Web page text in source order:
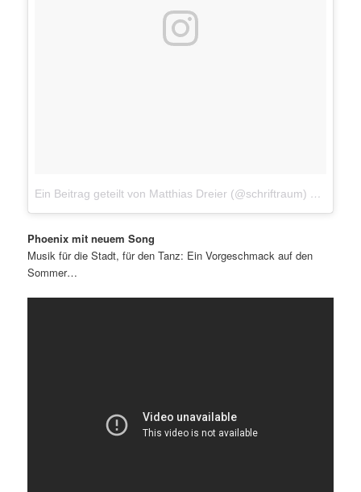
Ein Beitrag geteilt von Matthias Dreier (@schriftraum)
Phoenix mit neuem Song
Musik für die Stadt, für den Tanz: Ein Vorgeschmack auf den
Sommer…